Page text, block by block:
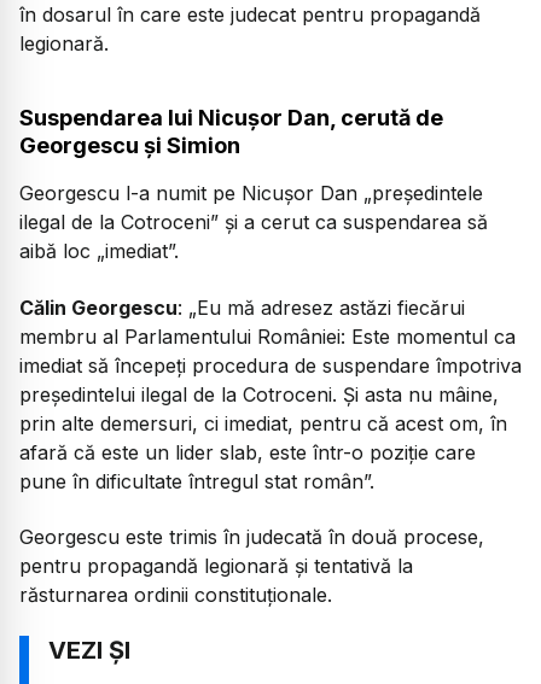
în dosarul în care este judecat pentru propagandă
legionară.
Suspendarea lui Nicușor Dan, cerută de
Georgescu și Simion
Georgescu l-a numit pe Nicușor Dan „președintele
ilegal de la Cotroceni” și a cerut ca suspendarea să
aibă loc „imediat”.
Călin Georgescu: „Eu mă adresez astăzi fiecărui
membru al Parlamentului României: Este momentul ca
imediat să începeți procedura de suspendare împotriva
președintelui ilegal de la Cotroceni. Și asta nu mâine,
prin alte demersuri, ci imediat, pentru că acest om, în
afară că este un lider slab, este într-o poziție care
pune în dificultate întregul stat român”.
Georgescu este trimis în judecată în două procese,
pentru propagandă legionară și tentativă la
răsturnarea ordinii constituționale.